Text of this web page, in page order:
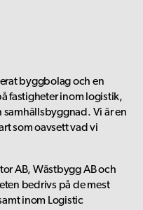
byggbolag och en
fastigheter inom logistik,
Vi är en
som oavsett vad vi
AB, Wästbygg AB och
bedrivs på de mest
inom Logistic